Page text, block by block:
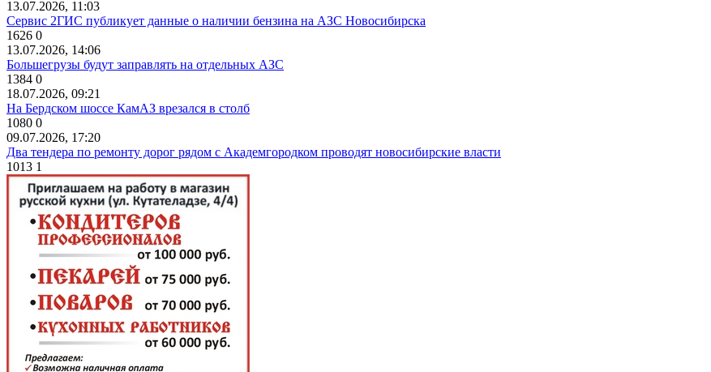
13.07.2026, 11:03
Сервис 2ГИС публикует данные о наличии бензина на АЗС Новосибирска
1626 0
13.07.2026, 14:06
Большегрузы будут заправлять на отдельных АЗС
1384 0
18.07.2026, 09:21
На Бердском шоссе КамАЗ врезался в столб
1080 0
09.07.2026, 17:20
Два тендера по ремонту дорог рядом с Академгородком проводят новосибирские власти
1013 1